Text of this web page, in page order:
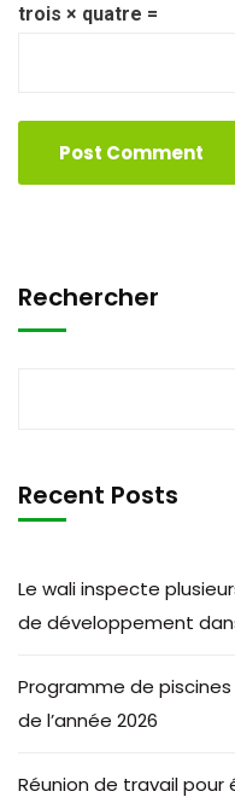
trois × quatre =
Rechercher
Recent Posts
Le wali inspecte
de développement
Programme de
de l’année 2026
Réunion de travail